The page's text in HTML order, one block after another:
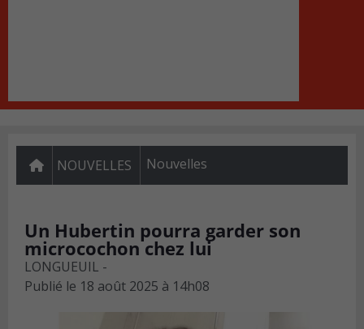
NOUVELLES Nouvelles
Un Hubertin pourra garder son
microcochon chez lui
LONGUEUIL -
Publié le 18 août 2025 à 14h08